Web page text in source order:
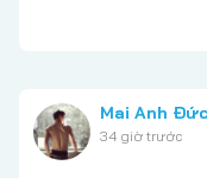
Mai Anh Đức
34 giờ trước